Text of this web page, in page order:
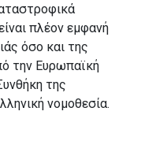
πλέον εμφανή
όσο και της
την Ευρωπαϊκή
της
νομοθεσία.